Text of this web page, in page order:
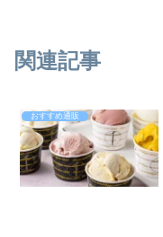
関連記事
おすすめ通販